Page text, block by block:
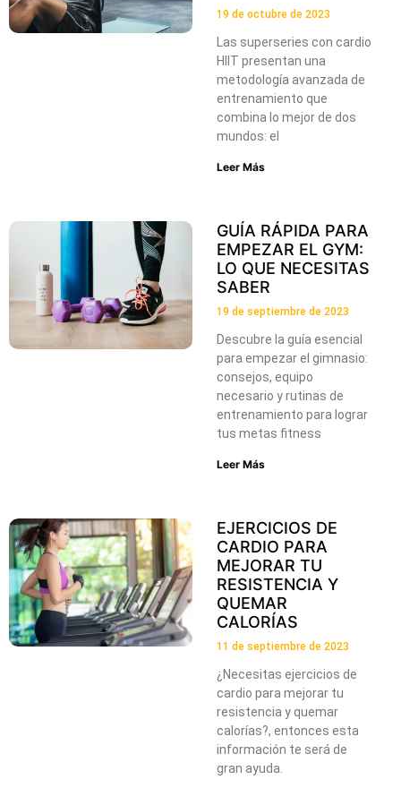
19 de octubre de 2023
Las superseries con cardio
HIIT presentan una
metodología avanzada de
entrenamiento que
combina lo mejor de dos
mundos: el
Leer Más
GUÍA RÁPIDA PARA
EMPEZAR EL GYM:
LO QUE NECESITAS
SABER
19 de septiembre de 2023
Descubre la guía esencial
para empezar el gimnasio:
consejos, equipo
necesario y rutinas de
entrenamiento para lograr
tus metas fitness
Leer Más
EJERCICIOS DE
CARDIO PARA
MEJORAR TU
RESISTENCIA Y
QUEMAR
CALORÍAS
11 de septiembre de 2023
¿Necesitas ejercicios de
cardio para mejorar tu
resistencia y quemar
calorías?, entonces esta
información te será de
gran ayuda.